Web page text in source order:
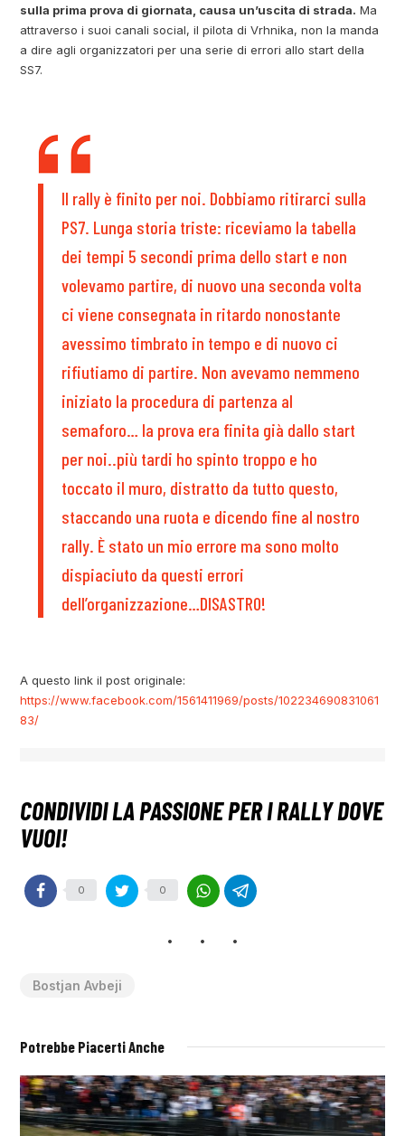
sulla prima prova di giornata, causa un’uscita di strada. Ma
attraverso i suoi canali social, il pilota di Vrhnika, non la manda
a dire agli organizzatori per una serie di errori allo start della
SS7.
Il rally è finito per noi. Dobbiamo ritirarci sulla
PS7. Lunga storia triste: riceviamo la tabella
dei tempi 5 secondi prima dello start e non
volevamo partire, di nuovo una seconda volta
ci viene consegnata in ritardo nonostante
avessimo timbrato in tempo e di nuovo ci
rifiutiamo di partire. Non avevamo nemmeno
iniziato la procedura di partenza al
semaforo… la prova era finita già dallo start
per noi..più tardi ho spinto troppo e ho
toccato il muro, distratto da tutto questo,
staccando una ruota e dicendo fine al nostro
rally. È stato un mio errore ma sono molto
dispiaciuto da questi errori
dell’organizzazione…DISASTRO!
A questo link il post originale:
https://www.facebook.com/1561411969/posts/102234690831061
83/
0 0
Bostjan Avbeji
Potrebbe Piacerti Anche